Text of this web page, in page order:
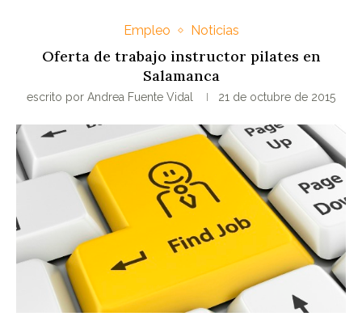
Empleo Noticias
Oferta de trabajo instructor pilates en
Salamanca
escrito por Andrea Fuente Vidal 21 de octubre de 2015